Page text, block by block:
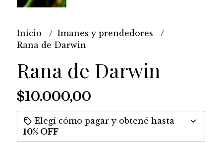
Inicio
Imanes y prendedores
Rana de Darwin
Rana de Darwin
$10.000,00
Elegí cómo pagar y obtené hasta
10% OFF